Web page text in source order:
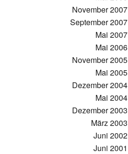
November 2007
September 2007
Mai 2007
Mai 2006
November 2005
Mai 2005
Dezember 2004
Mai 2004
Dezember 2003
März 2003
Juni 2002
Juni 2001